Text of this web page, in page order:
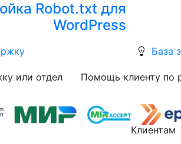
Robot.txt для
WordPress
или отдел
База
Помощь клиенту по
Клиентам